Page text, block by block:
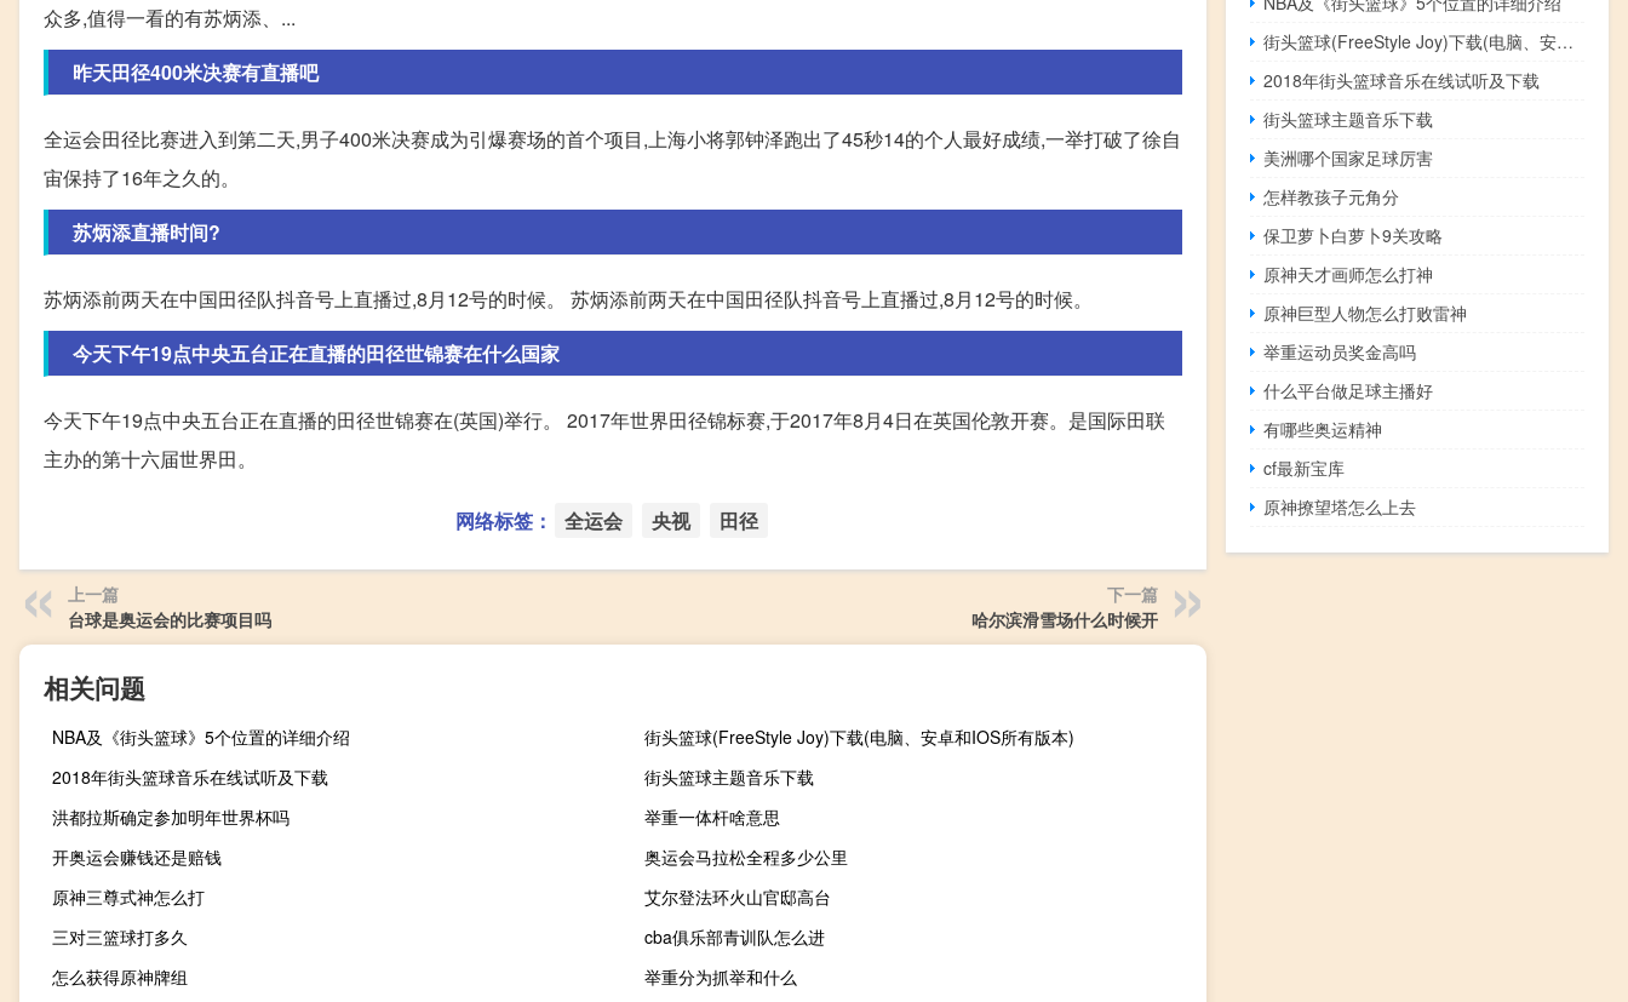
众多,值得一看的有苏炳添、...
昨天田径400米决赛有直播吧
全运会田径比赛进入到第二天,男子400米决赛成为引爆赛场的首个项目,上海小将郭钟泽跑出了45秒14的个人最好成绩,一举打破了徐自
宙保持了16年之久的。
苏炳添直播时间?
苏炳添前两天在中国田径队抖音号上直播过,8月12号的时候。 苏炳添前两天在中国田径队抖音号上直播过,8月12号的时候。
今天下午19点中央五台正在直播的田径世锦赛在什么国家
今天下午19点中央五台正在直播的田径世锦赛在(英国)举行。 2017年世界田径锦标赛,于2017年8月4日在英国伦敦开赛。是国际田联
主办的第十六届世界田。
网络标签： 全运会 央视 田径
上一篇
台球是奥运会的比赛项目吗
下一篇
哈尔滨滑雪场什么时候开
相关问题
NBA及《街头篮球》5个位置的详细介绍
街头篮球(FreeStyle Joy)下载(电脑、安卓和IOS所有版本)
2018年街头篮球音乐在线试听及下载
街头篮球主题音乐下载
洪都拉斯确定参加明年世界杯吗
举重一体杆啥意思
开奥运会赚钱还是赔钱
奥运会马拉松全程多少公里
原神三尊式神怎么打
艾尔登法环火山官邸高台
三对三篮球打多久
cba俱乐部青训队怎么进
怎么获得原神牌组
举重分为抓举和什么
街头篮球(FreeStyle Joy)下载(电脑、安卓和IOS所有版本)
2018年街头篮球音乐在线试听及下载
街头篮球主题音乐下载
美洲哪个国家足球厉害
怎样教孩子元角分
保卫萝卜白萝卜9关攻略
原神天才画师怎么打神
原神巨型人物怎么打败雷神
举重运动员奖金高吗
什么平台做足球主播好
有哪些奥运精神
cf最新宝库
原神撩望塔怎么上去